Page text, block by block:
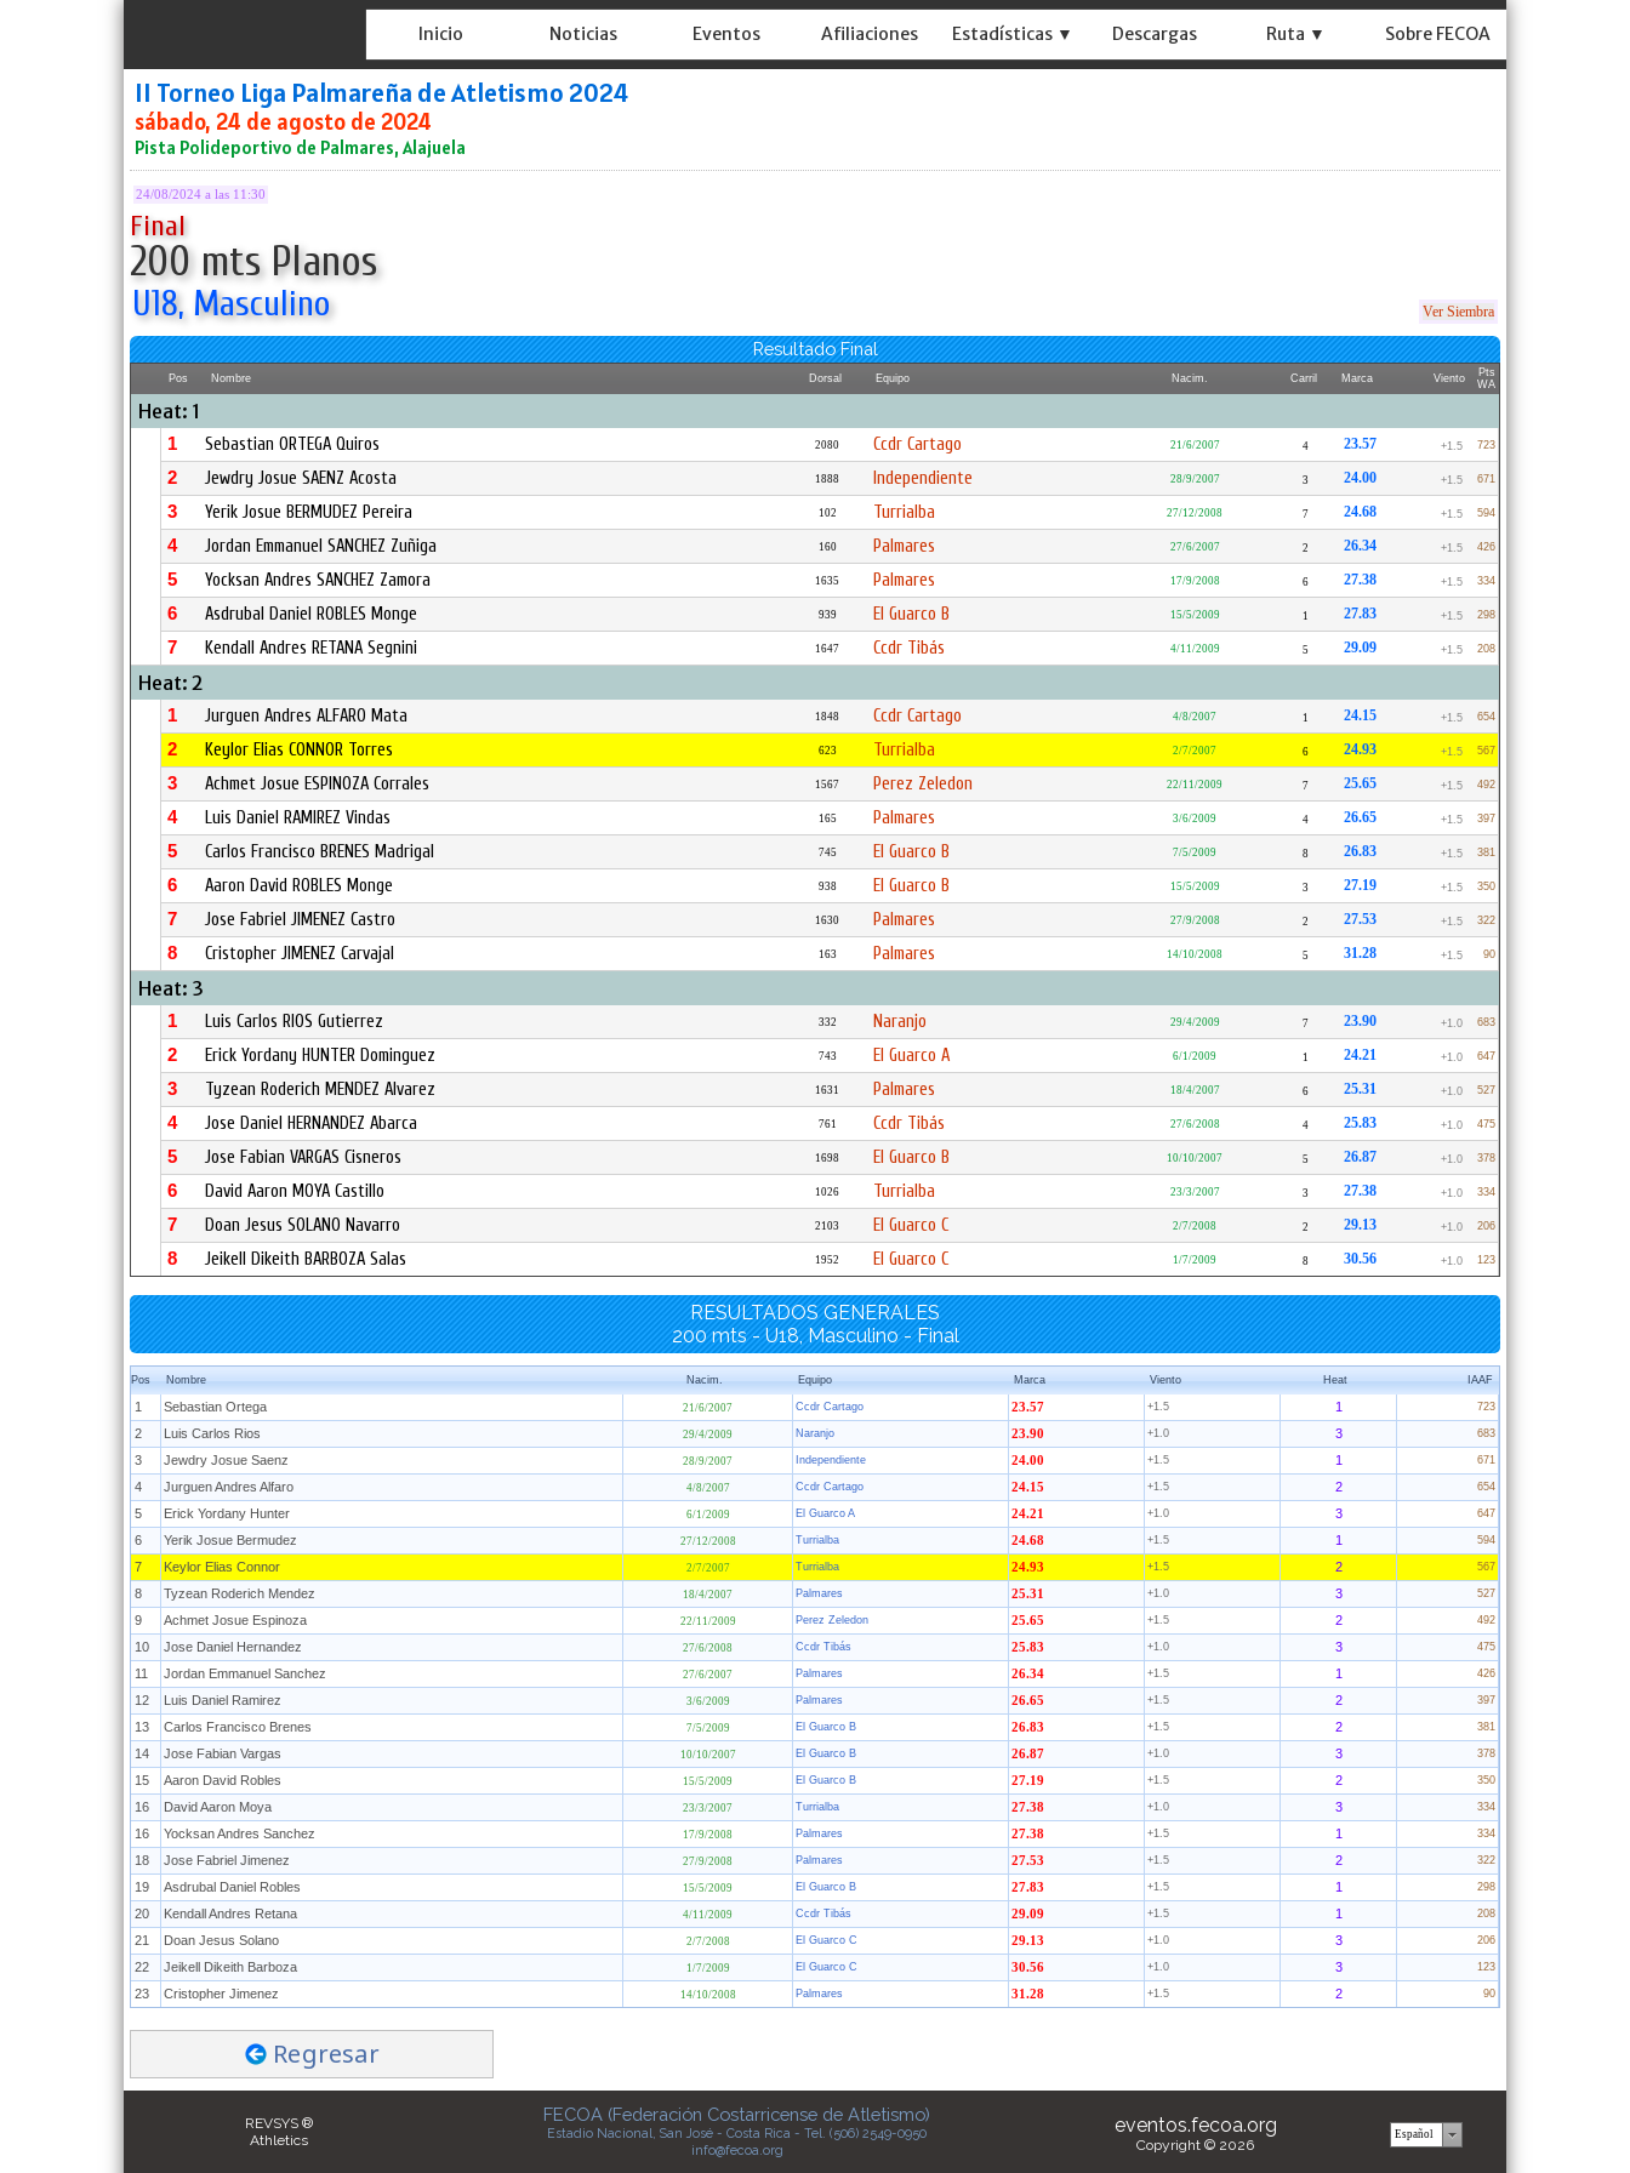
Inicio Noticias Eventos Afiliaciones Estadísticas ▼ Descargas Ruta ▼ Sobre FECOA
II Torneo Liga Palmareña de Atletismo 2024
sábado, 24 de agosto de 2024
Pista Polideportivo de Palmares, Alajuela
24/08/2024 a las 11:30
Final
200 mts Planos
U18, Masculino Ver Siembra
Resultado Final
Pos Nombre Dorsal Equipo Nacim. Carril Marca Viento
Pts
WA
Heat: 1
1 Sebastian ORTEGA Quiros 2080 Ccdr Cartago 21/6/2007 4 23.57 +1.5 723
2 Jewdry Josue SAENZ Acosta 1888 Independiente 28/9/2007 3 24.00 +1.5 671
3 Yerik Josue BERMUDEZ Pereira 102 Turrialba 27/12/2008 7 24.68 +1.5 594
4 Jordan Emmanuel SANCHEZ Zuñiga 160 Palmares 27/6/2007 2 26.34 +1.5 426
5 Yocksan Andres SANCHEZ Zamora 1635 Palmares 17/9/2008 6 27.38 +1.5 334
6 Asdrubal Daniel ROBLES Monge 939 El Guarco B 15/5/2009 1 27.83 +1.5 298
7 Kendall Andres RETANA Segnini 1647 Ccdr Tibás 4/11/2009 5 29.09 +1.5 208
Heat: 2
1 Jurguen Andres ALFARO Mata 1848 Ccdr Cartago 4/8/2007 1 24.15 +1.5 654
2 Keylor Elias CONNOR Torres 623 Turrialba 2/7/2007 6 24.93 +1.5 567
3 Achmet Josue ESPINOZA Corrales 1567 Perez Zeledon 22/11/2009 7 25.65 +1.5 492
4 Luis Daniel RAMIREZ Vindas 165 Palmares 3/6/2009 4 26.65 +1.5 397
5 Carlos Francisco BRENES Madrigal 745 El Guarco B 7/5/2009 8 26.83 +1.5 381
6 Aaron David ROBLES Monge 938 El Guarco B 15/5/2009 3 27.19 +1.5 350
7 Jose Fabriel JIMENEZ Castro 1630 Palmares 27/9/2008 2 27.53 +1.5 322
8 Cristopher JIMENEZ Carvajal 163 Palmares 14/10/2008 5 31.28 +1.5 90
Heat: 3
1 Luis Carlos RIOS Gutierrez 332 Naranjo 29/4/2009 7 23.90 +1.0 683
2 Erick Yordany HUNTER Dominguez 743 El Guarco A 6/1/2009 1 24.21 +1.0 647
3 Tyzean Roderich MENDEZ Alvarez 1631 Palmares 18/4/2007 6 25.31 +1.0 527
4 Jose Daniel HERNANDEZ Abarca 761 Ccdr Tibás 27/6/2008 4 25.83 +1.0 475
5 Jose Fabian VARGAS Cisneros 1698 El Guarco B 10/10/2007 5 26.87 +1.0 378
6 David Aaron MOYA Castillo 1026 Turrialba 23/3/2007 3 27.38 +1.0 334
7 Doan Jesus SOLANO Navarro 2103 El Guarco C 2/7/2008 2 29.13 +1.0 206
8 Jeikell Dikeith BARBOZA Salas 1952 El Guarco C 1/7/2009 8 30.56 +1.0 123
RESULTADOS GENERALES
200 mts - U18, Masculino - Final
Pos Nombre Nacim. Equipo Marca Viento Heat IAAF
1 Sebastian Ortega 21/6/2007 Ccdr Cartago 23.57 +1.5 1 723
2 Luis Carlos Rios 29/4/2009 Naranjo 23.90 +1.0 3 683
3 Jewdry Josue Saenz 28/9/2007 Independiente 24.00 +1.5 1 671
4 Jurguen Andres Alfaro 4/8/2007 Ccdr Cartago 24.15 +1.5 2 654
5 Erick Yordany Hunter 6/1/2009 El Guarco A 24.21 +1.0 3 647
6 Yerik Josue Bermudez 27/12/2008 Turrialba 24.68 +1.5 1 594
7 Keylor Elias Connor 2/7/2007 Turrialba 24.93 +1.5 2 567
8 Tyzean Roderich Mendez 18/4/2007 Palmares 25.31 +1.0 3 527
9 Achmet Josue Espinoza 22/11/2009 Perez Zeledon 25.65 +1.5 2 492
10 Jose Daniel Hernandez 27/6/2008 Ccdr Tibás 25.83 +1.0 3 475
11 Jordan Emmanuel Sanchez 27/6/2007 Palmares 26.34 +1.5 1 426
12 Luis Daniel Ramirez 3/6/2009 Palmares 26.65 +1.5 2 397
13 Carlos Francisco Brenes 7/5/2009 El Guarco B 26.83 +1.5 2 381
14 Jose Fabian Vargas 10/10/2007 El Guarco B 26.87 +1.0 3 378
15 Aaron David Robles 15/5/2009 El Guarco B 27.19 +1.5 2 350
16 David Aaron Moya 23/3/2007 Turrialba 27.38 +1.0 3 334
16 Yocksan Andres Sanchez 17/9/2008 Palmares 27.38 +1.5 1 334
18 Jose Fabriel Jimenez 27/9/2008 Palmares 27.53 +1.5 2 322
19 Asdrubal Daniel Robles 15/5/2009 El Guarco B 27.83 +1.5 1 298
20 Kendall Andres Retana 4/11/2009 Ccdr Tibás 29.09 +1.5 1 208
21 Doan Jesus Solano 2/7/2008 El Guarco C 29.13 +1.0 3 206
22 Jeikell Dikeith Barboza 1/7/2009 El Guarco C 30.56 +1.0 3 123
23 Cristopher Jimenez 14/10/2008 Palmares 31.28 +1.5 2 90
Regresar
REVSYS ®
Athletics
FECOA (Federación Costarricense de Atletismo)
Estadio Nacional, San José - Costa Rica - Tel. (506) 2549-0950
info@fecoa.org
eventos.fecoa.org
Copyright © 2026